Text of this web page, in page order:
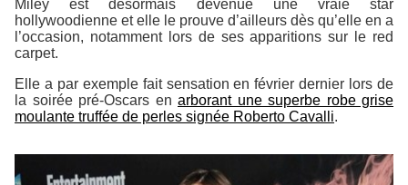
Miley est désormais devenue une vraie star
hollywoodienne et elle le prouve d’ailleurs dès qu’elle en a
l’occasion, notamment lors de ses apparitions sur le red
carpet.
Elle a par exemple fait sensation en février dernier lors de
la soirée pré-Oscars en arborant une superbe robe grise
moulante truffée de perles signée Roberto Cavalli.